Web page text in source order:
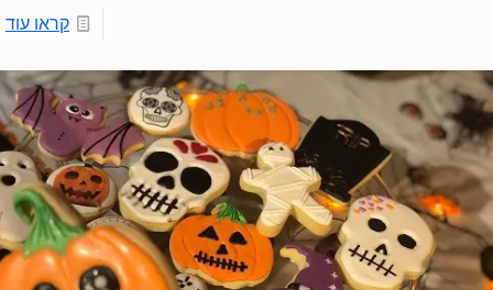
קראו עוד